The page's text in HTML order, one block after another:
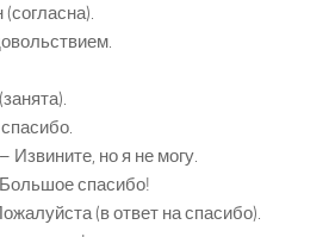
Извините, но я не могу.
спасибо!
(в ответ на спасибо).